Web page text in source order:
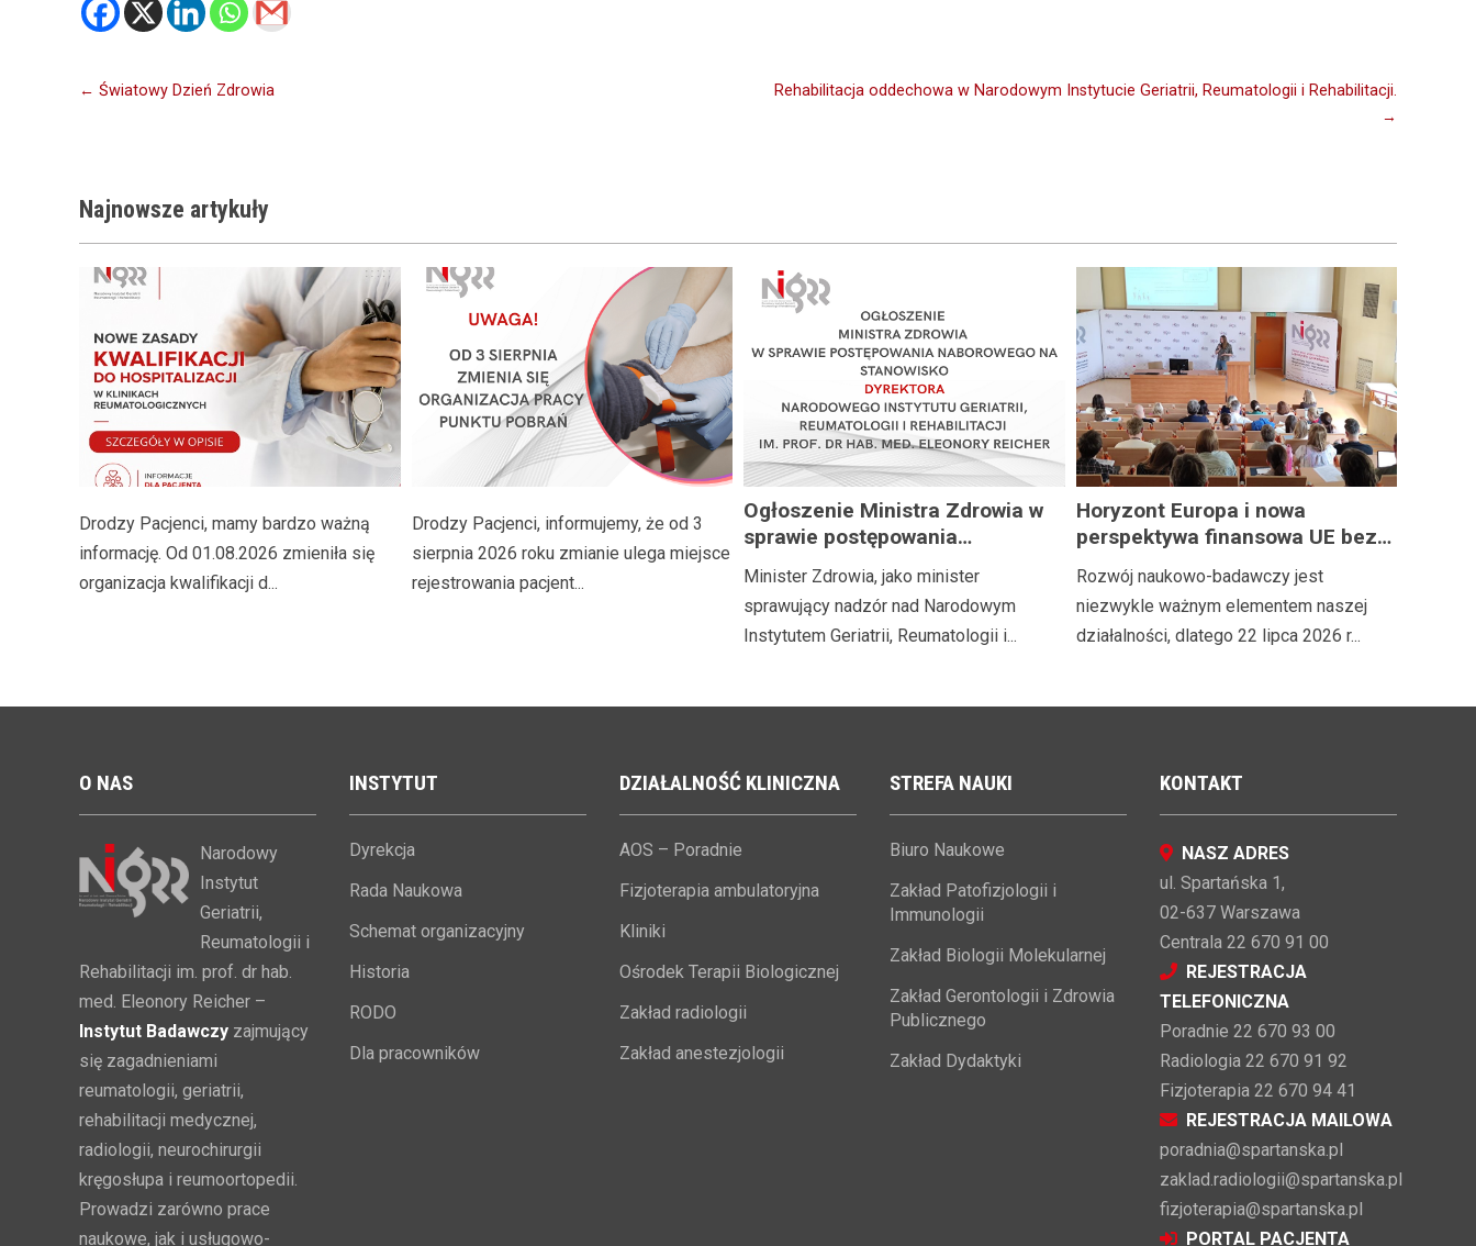
Nawigacja
← Światowy Dzień Zdrowia
Rehabilitacja oddechowa w Narodowym Instytucie Geriatrii, Reumatologii i Rehabilitacji.
→
Najnowsze artykuły
Drodzy Pacjenci, mamy bardzo ważną
informację. Od 01.08.2026 zmieniła się
organizacja kwalifikacji d...
Drodzy Pacjenci, informujemy, że od 3
sierpnia 2026 roku zmianie ulega miejsce
rejestrowania pacjent...
Ogłoszenie Ministra Zdrowia w
sprawie postępowania
naborowego na stanowisko
Dyrektora Narodowego Instytutu
Geriatrii, Reumatologii i
Rehabilitacji im. prof. dr hab.
Minister Zdrowia, jako minister
sprawujący nadzór nad Narodowym
Instytutem Geriatrii, Reumatologii i...
Horyzont Europa i nowa
perspektywa finansowa UE bez
tajemnic
Rozwój naukowo-badawczy jest
niezwykle ważnym elementem naszej
działalności, dlatego 22 lipca 2026 r...
O NAS
Narodowy
Instytut
Geriatrii,
Reumatologii i
Rehabilitacji im. prof. dr hab.
med. Eleonory Reicher –
Instytut Badawczy zajmujący
się zagadnieniami
reumatologii, geriatrii,
rehabilitacji medycznej,
radiologii, neurochirurgii
kręgosłupa i reumoortopedii.
Prowadzi zarówno prace
naukowe, jak i usługowo-
INSTYTUT
Dyrekcja
Rada Naukowa
Schemat organizacyjny
Historia
RODO
Dla pracowników
DZIAŁALNOŚĆ KLINICZNA
AOS – Poradnie
Fizjoterapia ambulatoryjna
Kliniki
Ośrodek Terapii Biologicznej
Zakład radiologii
Zakład anestezjologii
STREFA NAUKI
Biuro Naukowe
Zakład Patofizjologii i
Immunologii
Zakład Biologii Molekularnej
Zakład Gerontologii i Zdrowia
Publicznego
Zakład Dydaktyki
KONTAKT
NASZ ADRES
ul. Spartańska 1,
02-637 Warszawa
Centrala 22 670 91 00
REJESTRACJA
TELEFONICZNA
Poradnie 22 670 93 00
Radiologia 22 670 91 92
Fizjoterapia 22 670 94 41
REJESTRACJA MAILOWA
poradnia@spartanska.pl
zaklad.radiologii@spartanska.pl
fizjoterapia@spartanska.pl
PORTAL PACJENTA